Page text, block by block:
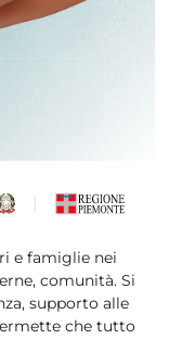
e famiglie nei
comunità. Si
supporto alle
che tutto